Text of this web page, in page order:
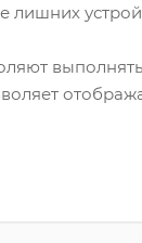
лишних